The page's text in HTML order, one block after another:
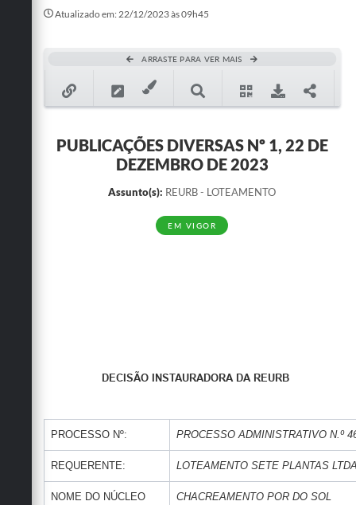
Ouvidoria
Legislação
Galeria de Vídeos
Serviços Online
Enquete
Atualizado em: 22/12/2023 às 09h45
ARRASTE PARA VER MAIS
PUBLICAÇÕES DIVERSAS Nº 1, 22 DE
DEZEMBRO DE 2023
Assunto(s): REURB - LOTEAMENTO
EM VIGOR
DECISÃO INSTAURADORA DA REURB
PROCESSO Nº: PROCESSO ADMINISTRATIVO N.º
REQUERENTE: LOTEAMENTO SETE PLANTAS
NOME DO NÚCLEO CHACREAMENTO POR DO SOL